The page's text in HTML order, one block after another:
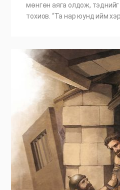
мөнгөн аяга олдож,
тохиов. “Та нар юунд ийм